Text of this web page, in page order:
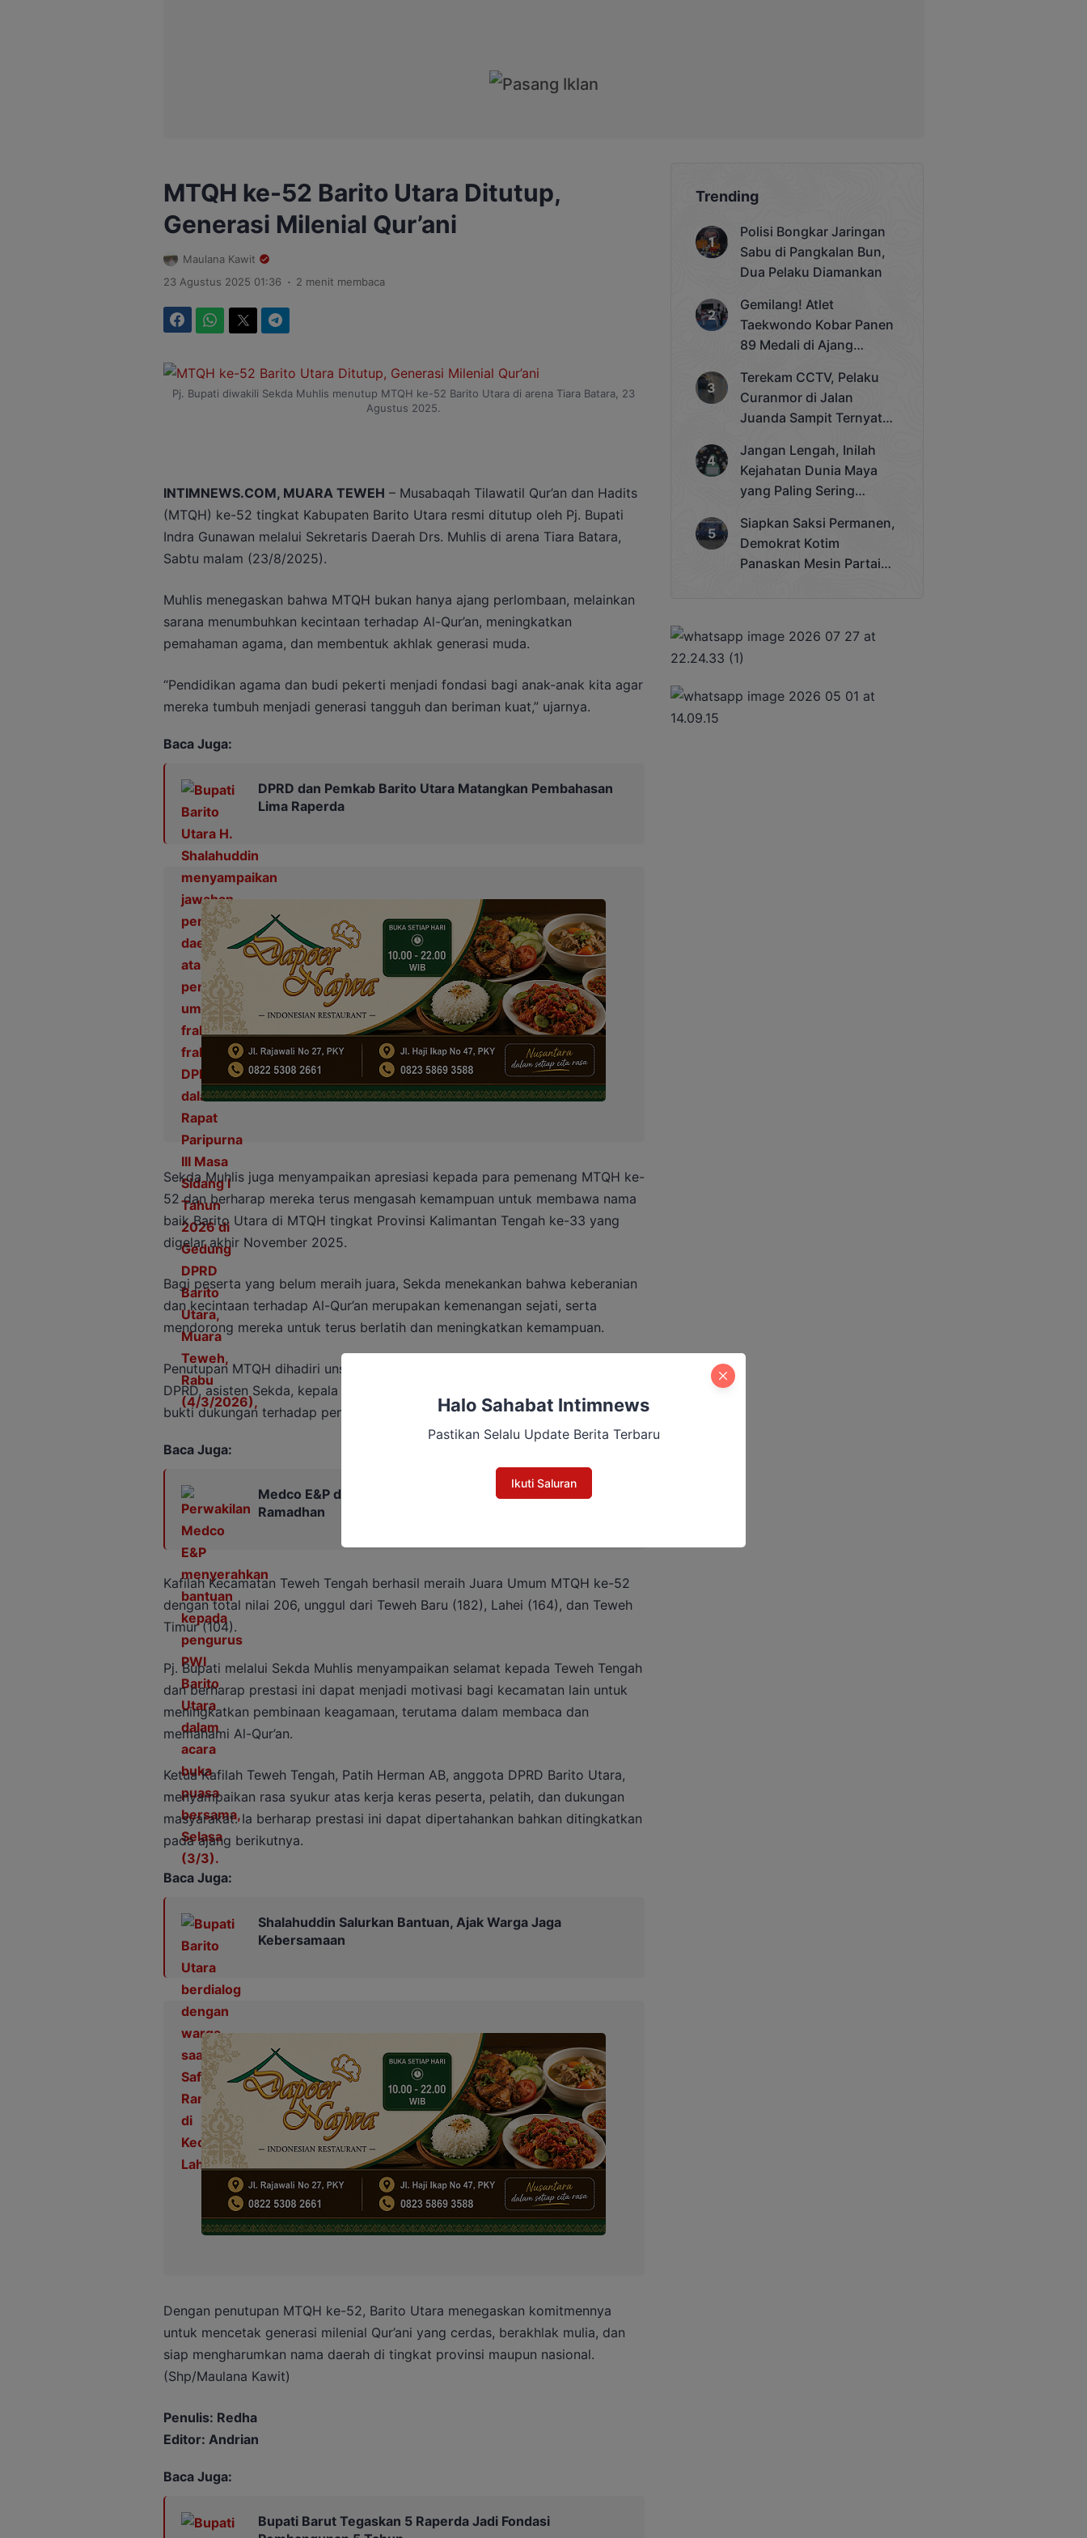
MTQH ke-52 Barito Utara Ditutup,
Generasi Milenial Qur’ani
Maulana Kawit
23 Agustus 2025 01:36 . 2 menit membaca
Pj. Bupati diwakili Sekda Muhlis menutup MTQH ke-52 Barito Utara di arena Tiara Batara, 23
Agustus 2025.
INTIMNEWS.COM, MUARA TEWEH – Musabaqah Tilawatil Qur’an dan Hadits
(MTQH) ke-52 tingkat Kabupaten Barito Utara resmi ditutup oleh Pj. Bupati
Indra Gunawan melalui Sekretaris Daerah Drs. Muhlis di arena Tiara Batara,
Sabtu malam (23/8/2025).
Muhlis menegaskan bahwa MTQH bukan hanya ajang perlombaan, melainkan
sarana menumbuhkan kecintaan terhadap Al-Qur’an, meningkatkan
pemahaman agama, dan membentuk akhlak generasi muda.
“Pendidikan agama dan budi pekerti menjadi fondasi bagi anak-anak kita agar
mereka tumbuh menjadi generasi tangguh dan beriman kuat,” ujarnya.
Baca Juga:
DPRD dan Pemkab Barito Utara Matangkan Pembahasan
Lima Raperda
Sekda Muhlis juga menyampaikan apresiasi kepada para pemenang MTQH ke-
52 dan berharap mereka terus mengasah kemampuan untuk membawa nama
baik Barito Utara di MTQH tingkat Provinsi Kalimantan Tengah ke-33 yang
digelar akhir November 2025.
Bagi peserta yang belum meraih juara, Sekda menekankan bahwa keberanian
dan kecintaan terhadap Al-Qur’an merupakan kemenangan sejati, serta
mendorong mereka untuk terus berlatih dan meningkatkan kemampuan.
Penutupan MTQH dihadiri unsur FKPD, Wakil Ketua I dan II DPRD, anggota
DPRD, asisten Sekda, kepala perangkat daerah, dan undangan lainnya sebagai
bukti dukungan terhadap pengembangan generasi milenial Qur’ani.
Baca Juga:
Medco E&P dan PWI Barito Utara Perkuat Sinergi di Bulan
Ramadhan
Kafilah Kecamatan Teweh Tengah berhasil meraih Juara Umum MTQH ke-52
dengan total nilai 206, unggul dari Teweh Baru (182), Lahei (164), dan Teweh
Timur (104).
Pj. Bupati melalui Sekda Muhlis menyampaikan selamat kepada Teweh Tengah
dan berharap prestasi ini dapat menjadi motivasi bagi kecamatan lain untuk
meningkatkan pembinaan keagamaan, terutama dalam membaca dan
memahami Al-Qur’an.
Ketua Kafilah Teweh Tengah, Patih Herman AB, anggota DPRD Barito Utara,
menyampaikan rasa syukur atas kerja keras peserta, pelatih, dan dukungan
masyarakat. Ia berharap prestasi ini dapat dipertahankan bahkan ditingkatkan
pada ajang berikutnya.
Baca Juga:
Shalahuddin Salurkan Bantuan, Ajak Warga Jaga
Kebersamaan
Dengan penutupan MTQH ke-52, Barito Utara menegaskan komitmennya
untuk mencetak generasi milenial Qur’ani yang cerdas, berakhlak mulia, dan
siap mengharumkan nama daerah di tingkat provinsi maupun nasional.
(Shp/Maulana Kawit)
Penulis: Redha
Editor: Andrian
Baca Juga:
Bupati Barut Tegaskan 5 Raperda Jadi Fondasi
Trending
Polisi Bongkar Jaringan
Sabu di Pangkalan Bun,
Dua Pelaku Diamankan
Gemilang! Atlet
Taekwondo Kobar Panen
89 Medali di Ajang
Cup 2025
Terekam CCTV, Pelaku
Curanmor di Jalan
Juanda Sampit Ternyata
Jangan Lengah, Inilah
Kejahatan Dunia Maya
yang Paling Sering
Siapkan Saksi Permanen,
Demokrat Kotim
Panaskan Mesin Partai
Halo Sahabat Intimnews
Pastikan Selalu Update Berita Terbaru
Ikuti Saluran